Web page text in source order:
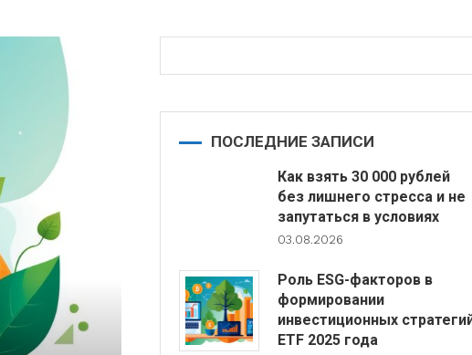
ПОСЛЕДНИЕ ЗАПИСИ
Как взять 30 000 рублей
без лишнего стресса и не
запутаться в условиях
03.08.2026
Роль ESG-факторов в
формировании
инвестиционных
ETF 2025 года